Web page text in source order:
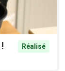
Réalisé